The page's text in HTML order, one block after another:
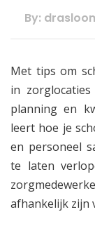
By:
Met tips om
in
planning en
leert hoe je
en personeel
te laten
afhankelijk zijn